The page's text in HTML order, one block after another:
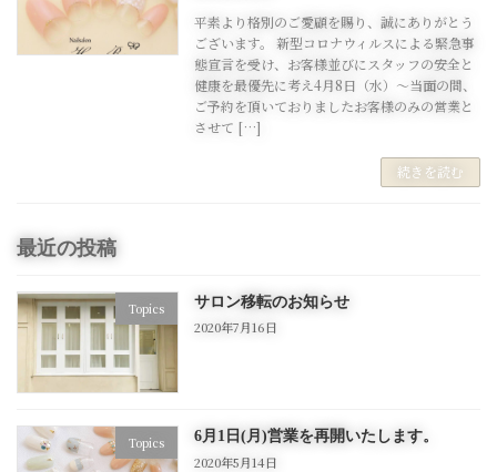
平素より格別のご愛顧を賜り、誠にありがとう
ございます。 新型コロナウィルスによる緊急事
態宣言を受け、お客様並びにスタッフの安全と
健康を最優先に考え4月8日（水）～当面の間、
ご予約を頂いておりましたお客様のみの営業と
させて […]
続きを読む
最近の投稿
Topics サロン移転のお知らせ
2020年7月16日
Topics 6月1日(月)営業を再開いたします。
2020年5月14日